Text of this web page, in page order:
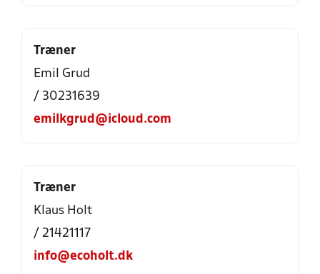
Træner
Emil Grud
/ 30231639
emilkgrud@icloud.com
Træner
Klaus Holt
/ 21421117
info@ecoholt.dk